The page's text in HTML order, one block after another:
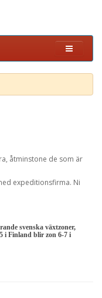
åtminstone de som är
expeditionsfirma. Ni
svenska växtzoner,
i Finland blir zon 6-7 i